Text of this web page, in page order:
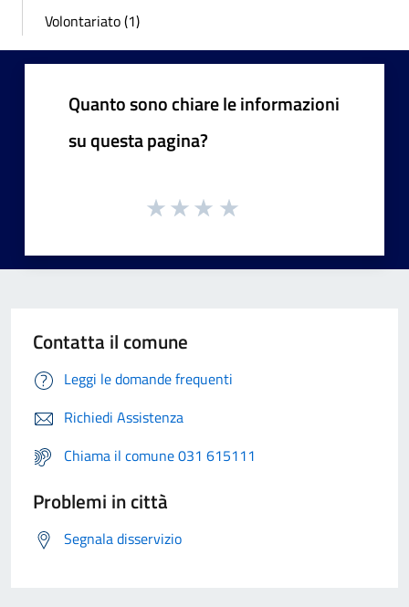
Volontariato (1)
Quanto sono chiare le informazioni
su questa pagina?
Contatta il comune
Leggi le domande frequenti
Richiedi Assistenza
Chiama il comune 031 615111
Problemi in città
Segnala disservizio